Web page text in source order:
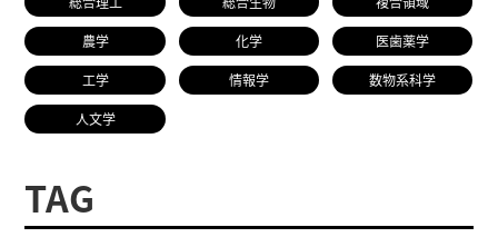
農学 化学 医歯薬学
工学 情報学 数物系科学
人文学
TAG